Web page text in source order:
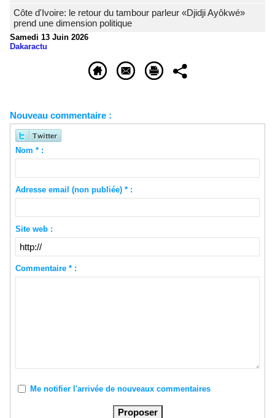
Côte d'Ivoire: le retour du tambour parleur «Djidji Ayôkwé»
prend une dimension politique
Samedi 13 Juin 2026
Dakaractu
Nouveau commentaire :
Nom * :
Adresse email (non publiée) * :
Site web :
Commentaire * :
Me notifier l'arrivée de nouveaux commentaires